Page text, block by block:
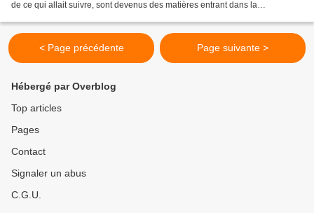
de ce qui allait suivre, sont devenus des matières entrant dans la
< Page précédente Page suivante >
Hébergé par Overblog
Top articles
Pages
Contact
Signaler un abus
C.G.U.